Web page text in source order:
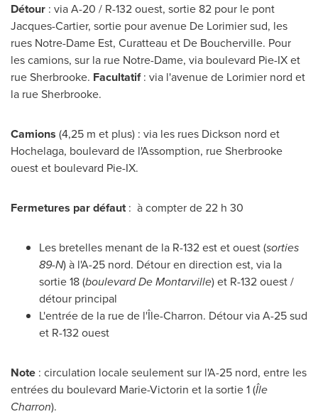
Détour : via A-20 / R-132 ouest, sortie 82 pour le pont
Jacques-Cartier, sortie pour avenue De Lorimier sud, les
rues Notre-Dame Est, Curatteau et De Boucherville. Pour
les camions, sur la rue Notre-Dame, via boulevard Pie-IX et
rueSherbrooke. Facultatif: via l'avenue de Lorimier nord et
la rueSherbrooke.
Camions (4,25 m et plus) : via les rues Dickson nord et
Hochelaga, boulevard de l'Assomption, rue Sherbrooke
ouest et boulevard Pie-IX.
Fermetures par défaut: à compter de 22 h 30
Les bretelles menant de la R-132 est et ouest (sorties
89-N) à l'A-25 nord. Détour en direction est, via la
sortie 18 (boulevard De Montarville) et R-132 ouest /
détour principal
L'entrée de la rue de l'Île-Charron. Détour via A-25 sud
et R-132 ouest
Note : circulation locale seulement sur l'A-25 nord, entre les
entrées du boulevard Marie-Victorin et la sortie 1 (Île
Charron).